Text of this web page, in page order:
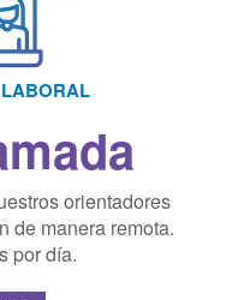
orientadores
de manera remota.
por día.